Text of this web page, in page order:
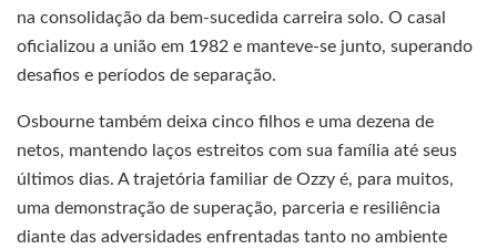
na consolidação da bem-sucedida carreira solo. O casal
oficializou a união em 1982 e manteve-se junto, superando
desafios e períodos de separação.
Osbourne também deixa cinco filhos e uma dezena de
netos, mantendo laços estreitos com sua família até seus
últimos dias. A trajetória familiar de Ozzy é, para muitos,
uma demonstração de superação, parceria e resiliência
diante das adversidades enfrentadas tanto no ambiente